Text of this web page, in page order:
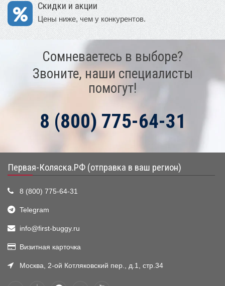
Скидки и акции
Цены ниже, чем у конкурентов.
Сомневаетесь в выборе?
Звоните, наши специалисты
помогут!
8 (800) 775-64-31
Первая-Коляска.РФ (отправка в ваш регион)
8 (800) 775-64-31
Telegram
info@first-buggy.ru
Визитная карточка
Москва, 2-ой Котляковский пер., д.1, стр.34